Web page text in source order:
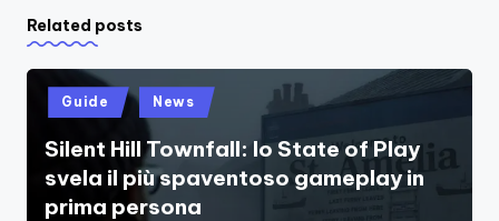
Related posts
Posted
in
Guide News
Silent Hill Townfall: lo State of Play
svela il più spaventoso gameplay in
prima persona